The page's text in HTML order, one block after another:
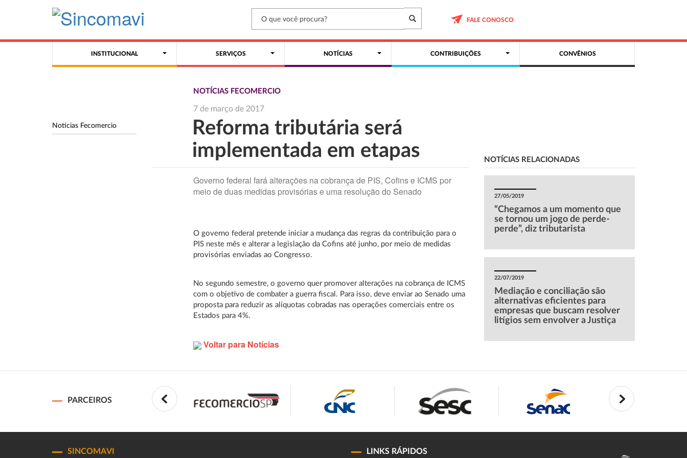
FALE CONOSCO
INSTITUCIONAL SERVIÇOS NOTÍCIAS CONTRIBUIÇÕES CONVÊNIOS
Notícias Fecomercio
NOTÍCIAS FECOMERCIO
7 de março de 2017
Reforma tributária será
implementada em etapas
Governo federal fará alterações na cobrança de PIS, Cofins e ICMS por
meio de duas medidas provisórias e uma resolução do Senado
O governo federal pretende iniciar a mudança das regras da contribuição para o
PIS neste mês e alterar a legislação da Cofins até junho, por meio de medidas
provisórias enviadas ao Congresso.
No segundo semestre, o governo quer promover alterações na cobrança de ICMS
com o objetivo de combater a guerra fiscal. Para isso, deve enviar ao Senado uma
proposta para reduzir as alíquotas cobradas nas operações comerciais entre os
Estados para 4%.
Voltar para Notícias
NOTÍCIAS RELACIONADAS
27/05/2019
“Chegamos a um momento que
se tornou um jogo de perde-
perde”, diz tributarista
22/07/2019
Mediação e conciliação são
alternativas eficientes para
empresas que buscam resolver
litígios sem envolver a Justiça
PARCEIROS
SINCOMAVI LINKS RÁPIDOS